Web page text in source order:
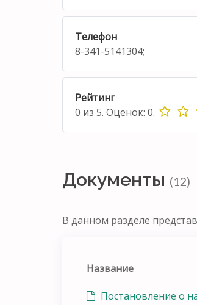
Телефон
8-341-5141304;
Рейтинг
0 из 5. Оценок: 0.
Документы (12)
В данном разделе
Название
Постановление о